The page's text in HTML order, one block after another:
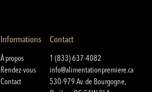
Informations
À propos
Rendez-vous
Contact
Contact
1 (833) 637-4082
info@alimentationpremiere.ca
530-979 Av. de Bourgogne,